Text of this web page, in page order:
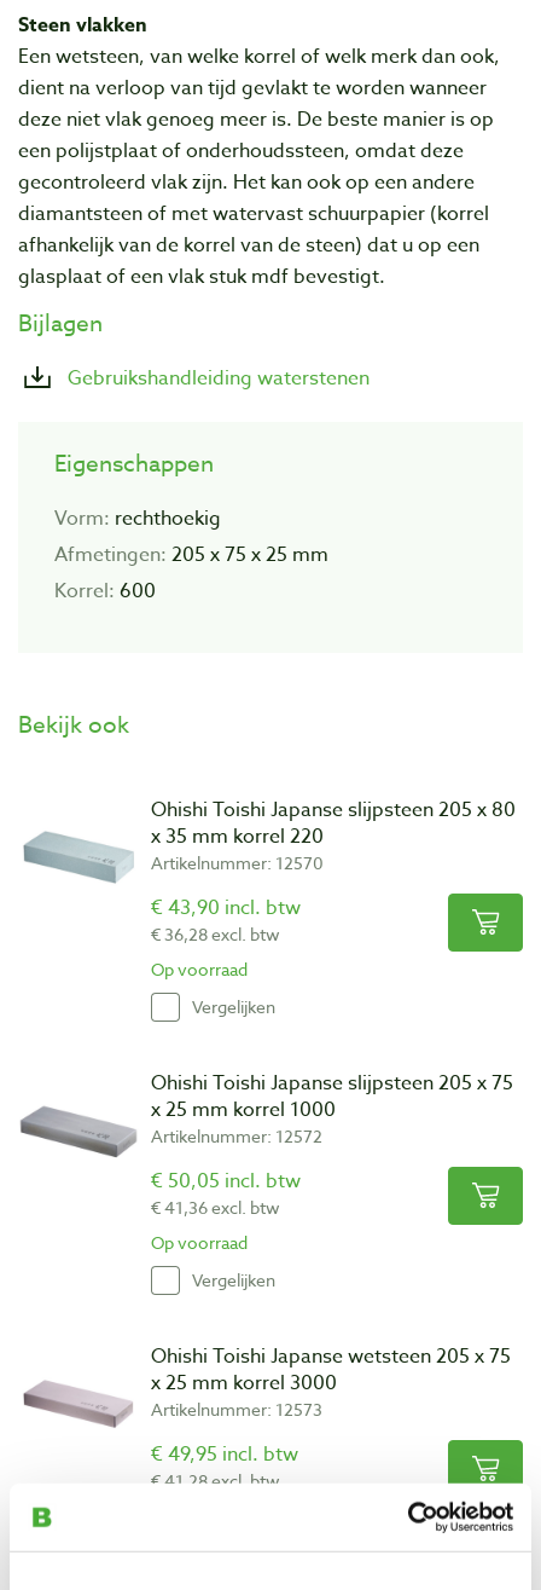
Steen vlakken
Een wetsteen, van welke korrel of welk merk dan ook,
dient na verloop van tijd gevlakt te worden wanneer
deze niet vlak genoeg meer is. De beste manier is op
een polijstplaat of onderhoudssteen, omdat deze
gecontroleerd vlak zijn. Het kan ook op een andere
diamantsteen of met watervast schuurpapier (korrel
afhankelijk van de korrel van de steen) dat u op een
glasplaat of een vlak stuk mdf bevestigt.
Bijlagen
Gebruikshandleiding waterstenen
Eigenschappen
Vorm: rechthoekig
Afmetingen: 205 x 75 x 25 mm
Korrel: 600
Bekijk ook
Ohishi Toishi Japanse slijpsteen 205 x 80
x 35 mm korrel 220
Artikelnummer: 12570
€ 43,90 incl. btw
€ 36,28 excl. btw
Op voorraad
Vergelijken
Ohishi Toishi Japanse slijpsteen 205 x 75
x 25 mm korrel 1000
Artikelnummer: 12572
€ 50,05 incl. btw
€ 41,36 excl. btw
Op voorraad
Vergelijken
Ohishi Toishi Japanse wetsteen 205 x 75
x 25 mm korrel 3000
Artikelnummer: 12573
€ 49,95 incl. btw
€ 41,28 excl. btw
Vergelijken